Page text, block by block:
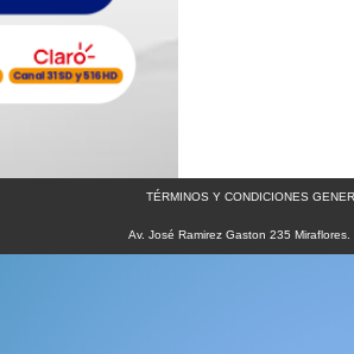
TÉRMINOS Y CONDICIONES
Av. José Ramirez Gaston 235